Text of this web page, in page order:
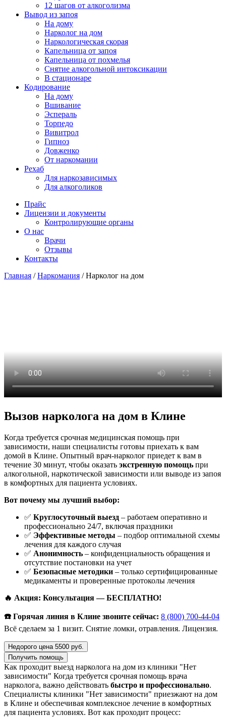
12 шагов от алкоголизма
Вывод из запоя
На дому
Нарколог на дом
Наркологическая скорая
Капельница от запоя
Капельница от похмелья
Снятие алкогольной интоксикации
В стационаре
Кодирование
На дому
Вшивание
Эспераль
Торпедо
Вивитрол
Гипноз
Довженко
От наркомании
Рехаб
Для наркозависимых
Для алкоголиков
Прайс
Лицензии и документы
Контролирующие органы
О нас
Врачи
Отзывы
Контакты
Главная /Наркомания /Нарколог на дом
Вызов нарколога на дом в Клине
Когда требуется срочная медицинская помощь при
зависимости, наши специалисты готовы приехать к вам
домой в Клине. Опытный врач-нарколог приедет к вам в
течение 30 минут, чтобы оказать экстренную помощь при
алкогольной, наркотической зависимости или выводе из запоя
в комфортных для пациента условиях.
Вот почему мы лучший выбор:
✅ Круглосуточный выезд – работаем оперативно и
профессионально 24/7, включая праздники
✅ Эффективные методы – подбор оптимальной схемы
лечения для каждого случая
✅ Анонимность – конфиденциальность обращения и
отсутствие постановки на учет
✅ Безопасные методики – только сертифицированные
медикаменты и проверенные протоколы лечения
🔥 Акция: Консультация — БЕСПЛАТНО!
☎️ Горячая линия в Клине звоните сейчас: 8 (800) 700-44-04
Всё сделаем за 1 визит. Снятие ломки, отравления. Лицензия.
Недорого цена 5500 руб.
Получить помощь
Как проходит выезд нарколога на дом из клиники "Нет
зависимости" Когда требуется срочная помощь врача
нарколога, важно действовать быстро и профессионально.
Специалисты клиники "Нет зависимости" приезжают на дом
в Клине и обеспечивая комплексное лечение в комфортных
для пациента условиях. Вот как проходит процесс: